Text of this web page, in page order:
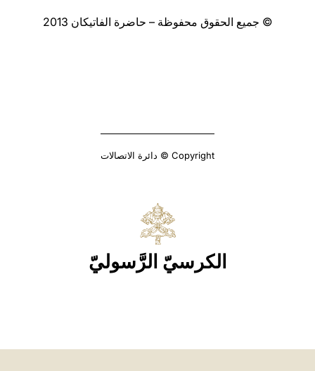
© جميع الحقوق محفوظة – حاضرة الفاتيكان 2013
Copyright © دائرة الاتصالات
الكرسيّ الرَّسوليّ